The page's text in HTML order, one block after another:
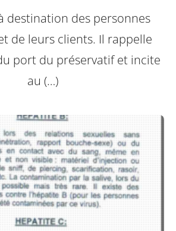
destination des personnes
de leurs clients. Il rappelle
port du préservatif et incite
au (…)